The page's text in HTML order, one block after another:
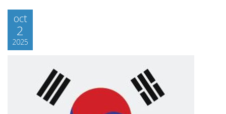
oct
2
2025